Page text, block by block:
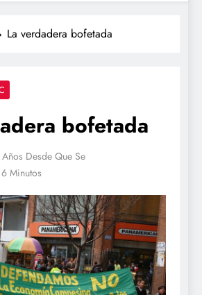
La verdadera bofetada
bofetada
Años Desde Que Se
6 Minutos